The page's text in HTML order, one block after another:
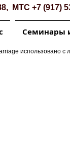
Семинары
использовано с
МТС +7